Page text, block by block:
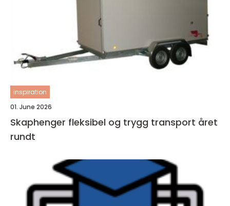
inspiration
01. June 2026
Skaphenger fleksibel og trygg transport året
rundt